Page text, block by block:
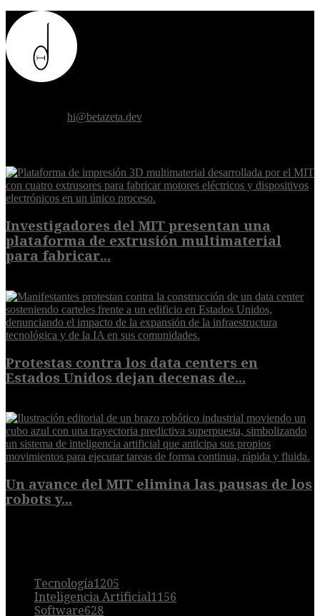
hi@betazeta.dev
Investigadores del MIT presentan una
plataforma de extrusión multimaterial
para fabricar...
Protestas contra los data centers en
Estados Unidos dejan decenas de...
Un avance del MIT elimina las pausas de los
robots y...
Tecnología1205
Inteligencia Artificial1156
Software628